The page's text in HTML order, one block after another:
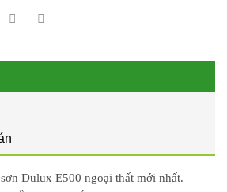
Dulux E500 ngoại thất mới nhất.